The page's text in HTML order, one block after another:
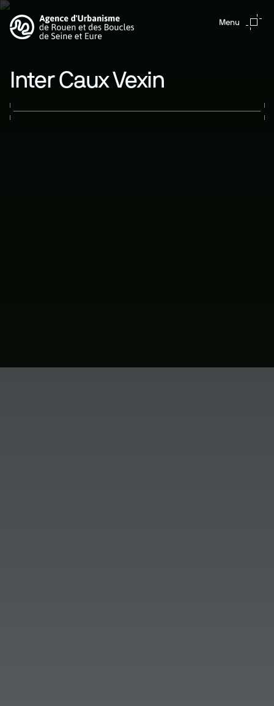
Aller au contenu principal
Menu
Inter Caux Vexin